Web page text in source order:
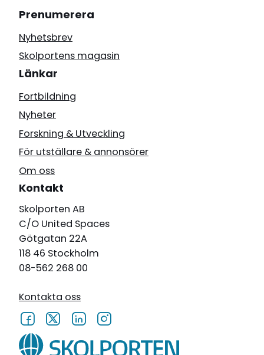
Prenumerera
Nyhetsbrev
Skolportens magasin
Länkar
Fortbildning
Nyheter
Forskning & Utveckling
För utställare & annonsörer
Om oss
Kontakt
Skolporten AB
C/O United Spaces
Götgatan 22A
118 46 Stockholm
08-562 268 00
Kontakta oss